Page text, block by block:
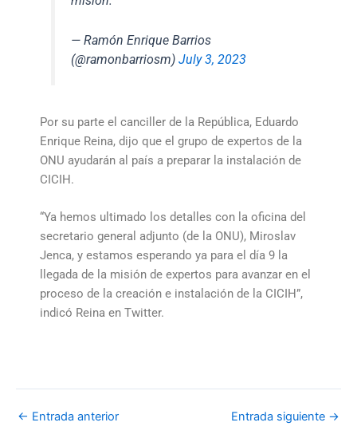
— Ramón Enrique Barrios
(@ramonbarriosm)July 3, 2023
Por su parte el canciller de la República, Eduardo
Enrique Reina, dijo que el grupo de expertos de la
ONU ayudarán al país a preparar la instalación de
CICIH.
“Ya hemos ultimado los detalles con la oficina del
secretario general adjunto (de la ONU), Miroslav
Jenca, y estamos esperando ya para el día 9 la
llegada de la misión de expertos para avanzar en el
proceso de la creación e instalación de la CICIH”,
indicó Reina en Twitter.
← Entrada anterior Entrada siguiente →